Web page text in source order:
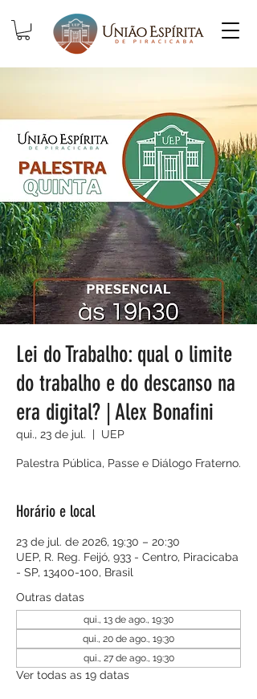
Lei do Trabalho: qual o limite
do trabalho e do descanso na
era digital? | Alex Bonafini
qui., 23 de jul.
  |
UEP
Palestra Pública, Passe e Diálogo Fraterno.
Horário e local
23 de jul. de 2026, 19:30 – 20:30
UEP, R. Reg. Feijó, 933 - Centro, Piracicaba
- SP, 13400-100, Brasil
Outras datas
qui., 13 de ago., 19:30
qui., 20 de ago., 19:30
qui., 27 de ago., 19:30
Ver todas as 19 datas